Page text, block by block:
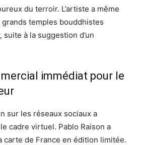
du terroir. L’artiste a même
grands temples bouddhistes
suite à la suggestion d’un
immédiat pour le
sur les réseaux sociaux a
cadre virtuel. Pablo Raison a
carte de France en édition limitée.